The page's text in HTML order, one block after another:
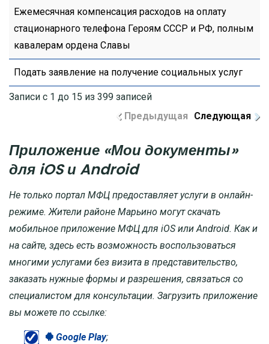
Ежемесячная компенсация расходов на оплату
стационарного телефона Героям СССР и РФ, полным
кавалерам ордена Славы
Подать заявление на получение социальных услуг
Записи с 1 до 15 из 399 записей
Предыдущая Следующая
Приложение «Мои документы»
для iOS и Android
Не только портал МФЦ предоставляет услуги в онлайн-
режиме. Жители районе Марьино могут скачать
мобильное приложение МФЦ для iOS или Android. Как и
на сайте, здесь есть возможность воспользоваться
многими услугами без визита в представительство,
заказать нужные формы и разрешения, связаться со
специалистом для консультации. Загрузить приложение
вы можете по ссылке:
Google Play;